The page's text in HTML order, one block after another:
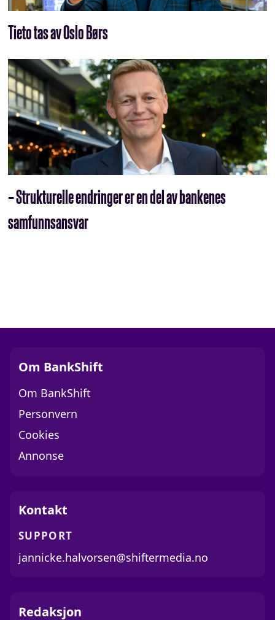
Tieto tas av Oslo Børs
– Strukturelle endringer er en del av bankenes
samfunnsansvar
Om BankShift
Om BankShift
Personvern
Cookies
Annonse
Kontakt
SUPPORT
jannicke.halvorsen@shiftermedia.no
Redaksjon